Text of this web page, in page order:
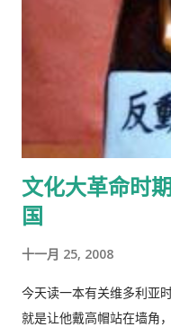
文化大革命时
国
十一月 25, 2008
今天读一本有关维多利亚
就是让他戴高帽站在墙角